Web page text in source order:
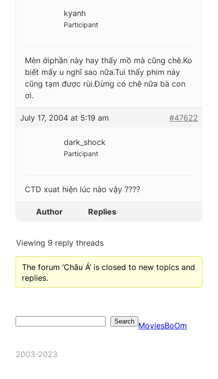
kyanh
Participant
Mèn ớiphần này hay thấy mồ mà cũng chê.Ko
biết mấy u nghĩ sao nữa.Tui thấy phim này
cũng tạm được rùi.Đừng có chê nữa bà con
ơi.
July 17, 2004 at 5:19 am #47622
dark_shock
Participant
CTD xuat hiện lúc nào vậy ????
Author Replies
Viewing 9 reply threads
The forum ‘Châu Á’ is closed to new topics and
replies.
Search MoviesBoOm
2003-2023